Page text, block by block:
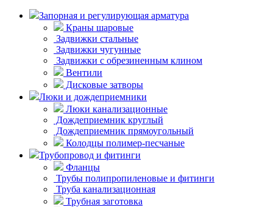
Запорная и регулирующая арматура
Краны шаровые
Задвижки стальные
Задвижки чугунные
Задвижки с обрезиненным клином
Вентили
Дисковые затворы
Люки и дождеприемники
Люки канализационные
Дождеприемник круглый
Дождеприемник прямоугольный
Колодцы полимер-песчаные
Трубопровод и фитинги
Фланцы
Трубы полипропиленовые и фитинги
Труба канализационная
Трубная заготовка